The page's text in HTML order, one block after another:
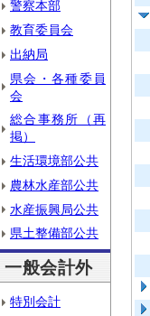
警察本部
教育委員会
出納局
県会・各種委員
会
総合事務所（再
掲）
生活環境部公共
農林水産部公共
水産振興局公共
県土整備部公共
一般会計外
特別会計